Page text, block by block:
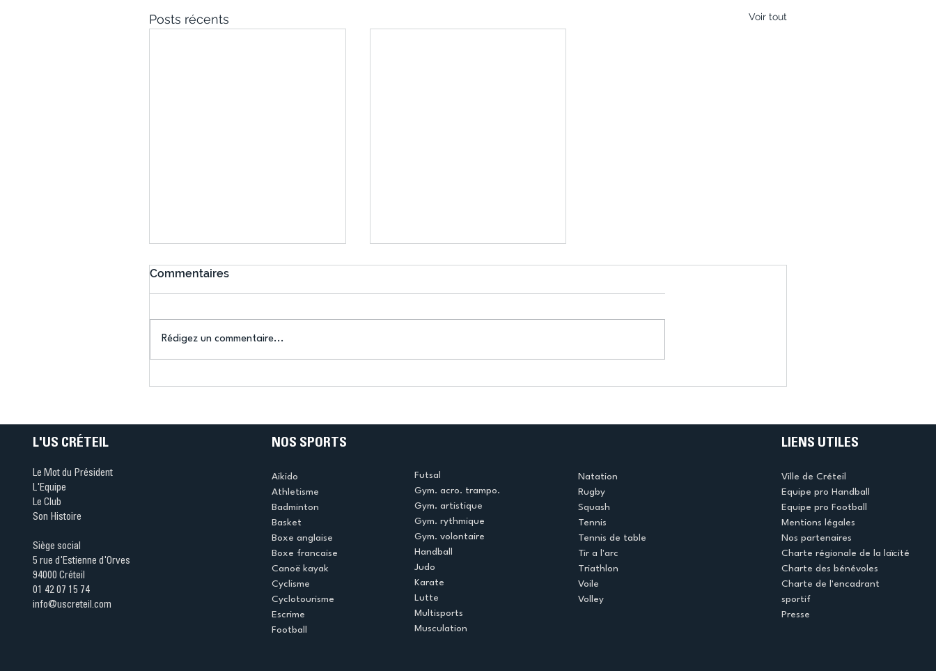
Posts récents Voir tout
Ping ? Quand le tennis de
termine la saison en
Commentaires
Rédigez un commentaire...
L'US CRÉTEIL
Le Mot du Président
L'Equipe
Le Club
Son Histoire
Siège social
5 rue d'Estienne d'Orves
94000 Créteil
01 42 07 15 74
info@uscreteil.com
NOS SPORTS
Aikido
Athletisme
Badminton
Basket
Boxe anglaise
Boxe francaise
Canoë kayak
Cyclisme
Cyclotourisme
Escrime
Football
Futsal
Gym. acro. trampo.
Gym. artistique
Gym. rythmique
Gym. volontaire
Handball
Judo
Karate
Lutte
Multisports
Musculation
Natation
Rugby
Squash
Tennis
Tennis de table
Tir a l'arc
Triathlon
Voile
Volley
LIENS UTILES
Ville de Créteil
Equipe pro Handball
Equipe pro Football
Mentions légales
Nos partenaires
Charte régionale de la laïcité
Charte des bénévoles
Charte de l'encadrant
sportif
Presse